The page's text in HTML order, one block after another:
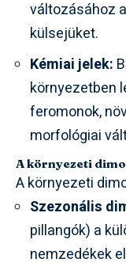
változásához
külsejüket.
Kémiai jelek:
környezetben
feromonok,
morfológiai
A környezeti
A környezeti
Szezonális
pillangók) a
nemzedékek